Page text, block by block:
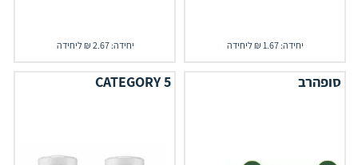
יחידה: 1.67 ₪ ליחידה יחידה: 2.67 ₪ ליחידה
סופהרב CATEGORY 5